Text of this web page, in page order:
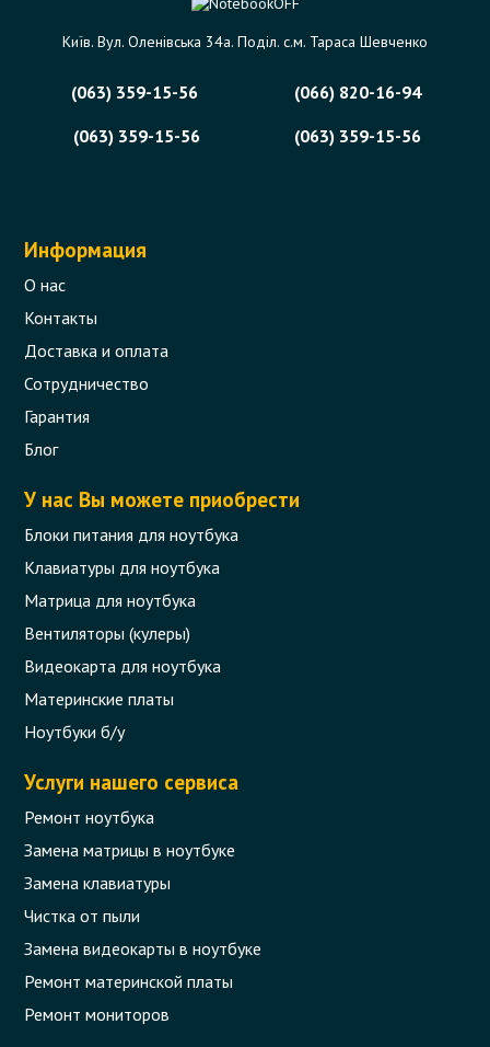
Київ. Вул. Оленівська 34а. Поділ. с.м. Тараса Шевченко
(063) 359-15-56
(066) 820-16-94
(063) 359-15-56
(063) 359-15-56
Информация
О нас
Контакты
Доставка и оплата
Сотрудничество
Гарантия
Блог
У нас Вы можете приобрести
Блоки питания для ноутбука
Клавиатуры для ноутбука
Матрица для ноутбука
Вентиляторы (кулеры)
Видеокарта для ноутбука
Материнские платы
Ноутбуки б/у
Услуги нашего сервиса
Ремонт ноутбука
Замена матрицы в ноутбуке
Замена клавиатуры
Чистка от пыли
Замена видеокарты в ноутбуке
Ремонт материнской платы
Ремонт мониторов